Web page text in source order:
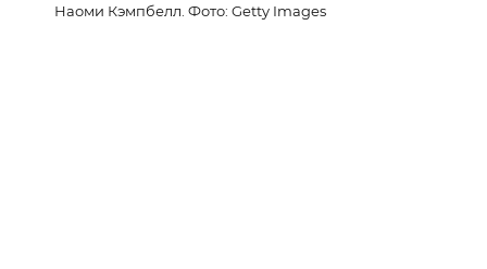
Наоми Кэмпбелл. Фото: Getty Images